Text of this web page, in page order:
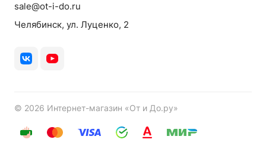
sale@ot-i-do.ru
Челябинск, ул. Луценко, 2
© 2026 Интернет-магазин «От и До.ру»